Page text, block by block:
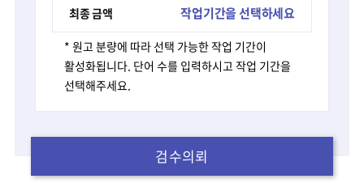
최종 금액 작업기간을 선택하세요
* 원고 분량에 따라 선택 가능한 작업 기간이
활성화됩니다. 단어 수를 입력하시고 작업 기간을
선택해주세요.
검수의뢰